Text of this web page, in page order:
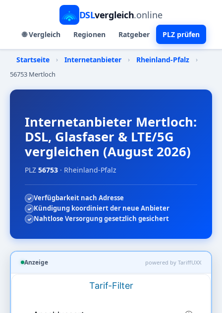
DSLvergleich.online
🌐 Vergleich Regionen Ratgeber PLZ prüfen
Startseite › Internetanbieter › Rheinland-Pfalz
›
56753 Mertloch
Internetanbieter Mertloch:
DSL, Glasfaser & LTE/5G
vergleichen (August 2026)
PLZ 56753 · Rheinland-Pfalz
Verfügbarkeit nach Adresse
Kündigung koordiniert der neue Anbieter
Nahtlose Versorgung gesetzlich gesichert
Anzeige powered by TariffUXX